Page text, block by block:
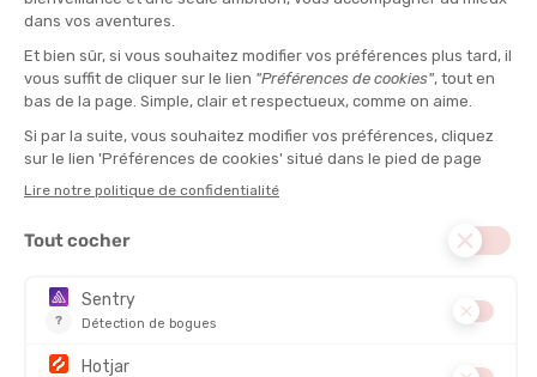
“Vous réalisez des courses d'alpinisme en haute
montagne par temps froid et neigeux ? Le pantalon
Triolet de Patagonia vous garde au sec tout en
autorisant une bonne mobilité sous le harnais pendant
convient moins aux sorties rapides par temps sec où un
modèle léger apporte plus d'aisance.“
CONVERTIBLE :
SAISON :
CEINTURE :Ceinture intégrée, Passants pour ceinture
POIDS :